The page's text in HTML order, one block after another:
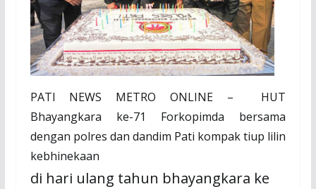
PATI NEWS METRO ONLINE –
HUT
Bhayangkara ke-71 Forkopimda bersama
dengan polres dan dandim Pati kompak tiup lilin
kebhinekaan
di hari ulang tahun bhayangkara ke